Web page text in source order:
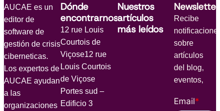
AUCAE es un
editor de
software de
gestión de crisis
ciberneticas.
Los expertos de
AUCAE ayudan
a las
organizaciones
Dónde
encontrarnos
12 rue Louis
Courtois de
Viçose12 rue
Louis Courtois
de Viçose
Portes sud –
Edificio 3
Nuestros
artículos
más leídos
Newsletter
Recibe
sobre
artículos
del blog,
eventos,
Email*